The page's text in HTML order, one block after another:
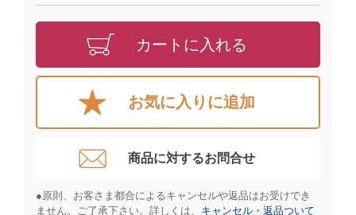
カートに入れる
お気に入りに追加
商品に対するお問合せ​
●原則、お客さま都合によるキャンセルや返品はお受けでき
ません。ご了承下さい。詳しくは、 キャンセル・返品ついて